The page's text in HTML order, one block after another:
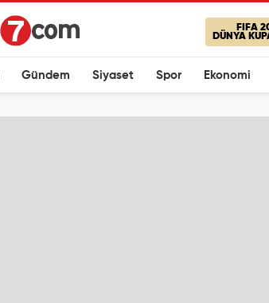
FIFA
DÜNYA
Gündem Siyaset Spor Ekonomi